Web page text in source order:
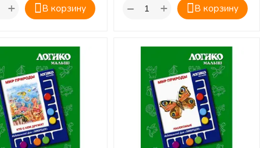
В корзину
+ В корзину
+
−